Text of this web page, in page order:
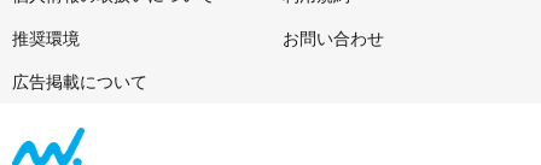
推奨環境 お問い合わせ
広告掲載について